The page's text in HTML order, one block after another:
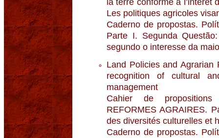
la terre conforme à l’intérêt
Les politiques agricoles
Caderno de propostas.
Parte I. Segunda
segundo o interesse da
Land Policies and Agrarian
recognition of cultural
management
Cahier de propositions
REFORMES AGRAIRES.
des diversités culturelles et
Caderno de propostas.